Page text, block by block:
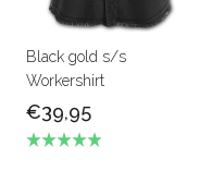
Black gold s/s
Workershirt
€39,95